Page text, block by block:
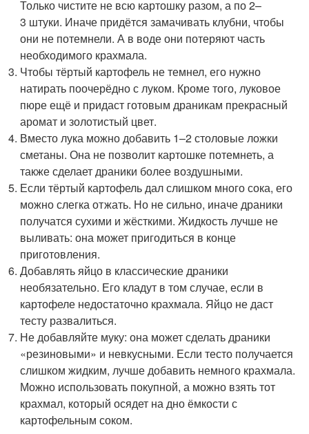
Только чистите не всю картошку разом, а по 2–
3 штуки. Иначе придётся замачивать клубни, чтобы
они не потемнели. А в воде они потеряют часть
необходимого крахмала.
Чтобы тёртый картофель не темнел, его нужно
натирать поочерёдно с луком. Кроме того, луковое
пюре ещё и придаст готовым драникам прекрасный
аромат и золотистый цвет.
Вместо лука можно добавить 1–2 столовые ложки
сметаны. Она не позволит картошке потемнеть, а
также сделает драники более воздушными.
Если тёртый картофель дал слишком много сока, его
можно слегка отжать. Но не сильно, иначе драники
получатся сухими и жёсткими. Жидкость лучше не
выливать: она может пригодиться в конце
приготовления.
Добавлять яйцо в классические драники
необязательно. Его кладут в том случае, если в
картофеле недостаточно крахмала. Яйцо не даст
тесту развалиться.
Не добавляйте муку: она может сделать драники
«резиновыми» и невкусными. Если тесто получается
слишком жидким, лучше добавить немного крахмала.
Можно использовать покупной, а можно взять тот
крахмал, который осядет на дно ёмкости с
картофельным соком.